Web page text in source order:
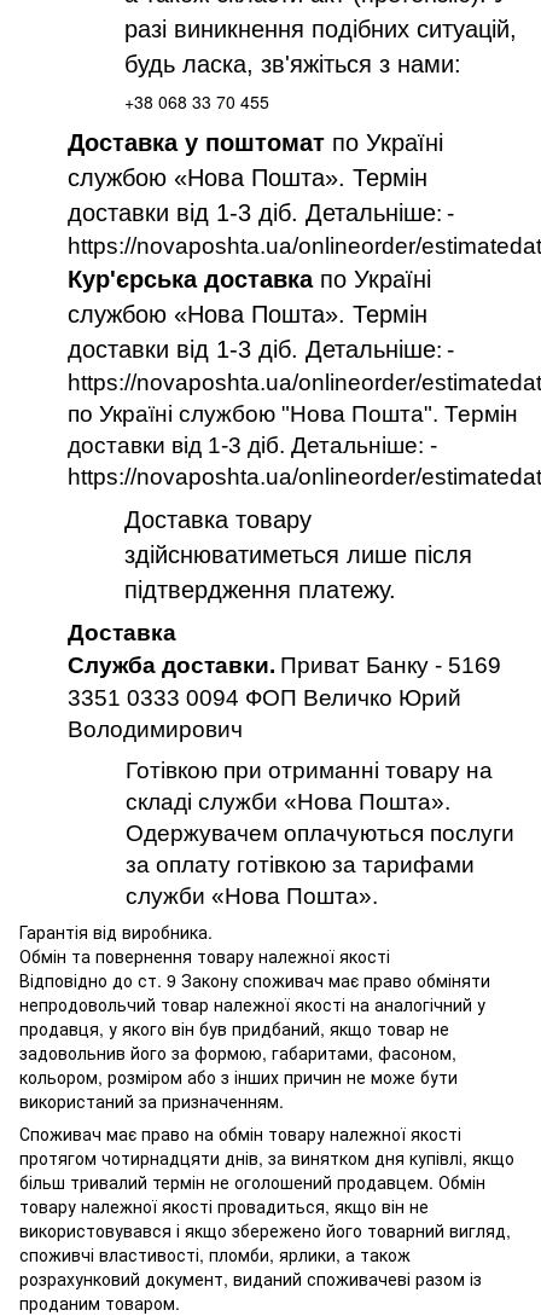
разі виникнення подібних ситуацій,
будь ласка, зв'яжіться з нами:
+38 068 33 70 455
Доставка у поштомат по Україні
службою «Нова Пошта». Термін
доставки від 1-3 діб. Детальніше: -
https://novaposhta.ua/onlineorder/
Кур'єрська доставка по Україні
службою «Нова Пошта». Термін
доставки від 1-3 діб. Детальніше: -
https://novaposhta.ua/onlineorder/
по Україні службою "Нова Пошта". Термін
доставки від 1-3 діб. Детальніше: -
https://novaposhta.ua/onlineorder/
Доставка товару
здійснюватиметься лише після
підтвердження платежу.
Доставка
Служба доставки. Приват Банку - 5169
3351 0333 0094 ФОП Величко Юрий
Володимирович
Готівкою при отриманні товару на
складі служби «Нова Пошта».
Одержувачем оплачуються послуги
за оплату готівкою за тарифами
служби «Нова Пошта».
Гарантія від виробника.
Обмін та повернення товару належної якості
Відповідно до ст. 9 Закону споживач має право обміняти
непродовольчий товар належної якості на аналогічний у
продавця, у якого він був придбаний, якщо товар не
задовольнив його за формою, габаритами, фасоном,
кольором, розміром або з інших причин не може бути
використаний за призначенням.
Споживач має право на обмін товару належної якості
протягом чотирнадцяти днів, за винятком дня купівлі, якщо
більш тривалий термін не оголошений продавцем. Обмін
товару належної якості провадиться, якщо він не
використовувався і якщо збережено його товарний вигляд,
споживчі властивості, пломби, ярлики, а також
розрахунковий документ, виданий споживачеві разом із
проданим товаром.